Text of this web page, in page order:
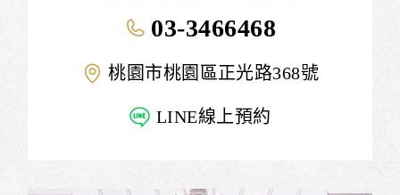
03-3466468
桃園市桃園區正光路368號
LINE線上預約